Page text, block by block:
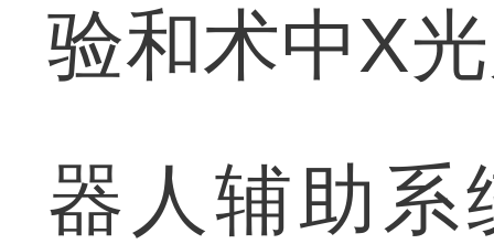
验和术中X
器人辅助系